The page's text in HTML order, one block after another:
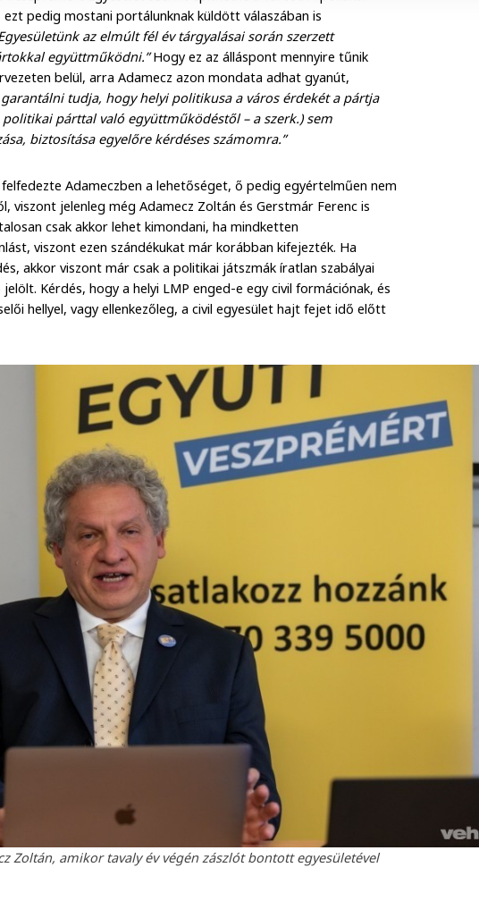
pedig mostani portálunknak küldött válaszában is
az elmúlt fél év tárgyalásai során szerzett
együttműködni.”Hogy ez az álláspont mennyire tűnik
belül, arra Adamecz azon mondata adhat gyanút,
tudja, hogy helyi politikusa a város érdekét a pártja
párttal való együttműködéstől – a szerk.) sem
biztosítása egyelőre kérdéses számomra.”
Adameczben a lehetőséget, ő pedig egyértelműen nem
viszont jelenleg még Adamecz Zoltán és Gerstmár Ferenc is
csak akkor lehet kimondani, ha mindketten
viszont ezen szándékukat már korábban kifejezték. Ha
akkor viszont már csak a politikai játszmák íratlan szabályai
Kérdés, hogy a helyi LMP enged-e egy civil formációnak, és
hellyel, vagy ellenkezőleg, a civil egyesület hajt fejet idő előtt
Zoltán, amikor tavaly év végén zászlót bontott egyesületével